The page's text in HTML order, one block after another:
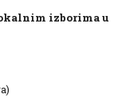
izborima u